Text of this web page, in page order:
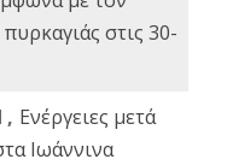
στις 30-
, Ενέργειες μετά
Ιωάννινα